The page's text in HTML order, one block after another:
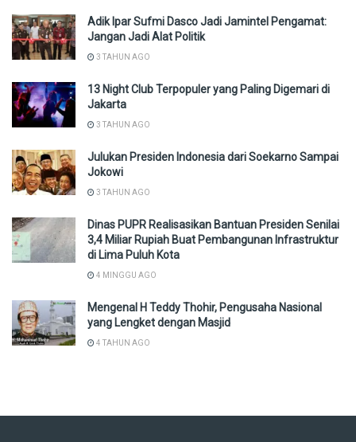
Adik Ipar Sufmi Dasco Jadi Jamintel Pengamat:
Jangan Jadi Alat Politik
3 TAHUN AGO
13 Night Club Terpopuler yang Paling Digemari di
Jakarta
3 TAHUN AGO
Julukan Presiden Indonesia dari Soekarno Sampai
Jokowi
3 TAHUN AGO
Dinas PUPR Realisasikan Bantuan Presiden Senilai
3,4 Miliar Rupiah Buat Pembangunan Infrastruktur
di Lima Puluh Kota
4 MINGGU AGO
Mengenal H Teddy Thohir, Pengusaha Nasional
yang Lengket dengan Masjid
4 TAHUN AGO